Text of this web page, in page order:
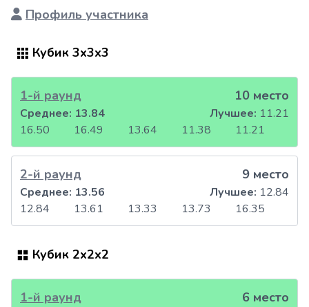
Профиль участника
Кубик 3x3x3
1-й раунд 10 место
16.50 16.49 13.64 11.38 11.21
Среднее: 13.84 Лучшее: 11.21
2-й раунд 9 место
12.84 13.61 13.33 13.73 16.35
Среднее: 13.56 Лучшее: 12.84
Кубик 2x2x2
1-й раунд 6 место